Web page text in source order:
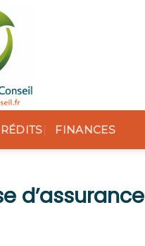
FINANCES
d’assurance